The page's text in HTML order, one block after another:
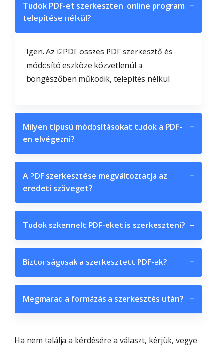
Tudok PDF-et szerkeszteni online program
telepítése nélkül?
−
Igen. Az i2PDF összes PDF szerkesztő és
módosító eszköze közvetlenül a
böngészőben működik, telepítés nélkül.
Milyen típusú módosításokat tudok a PDF-
en elvégezni?
−
A PDF szerkesztése megváltoztatja az
eredeti szöveget?
−
Tudok szkennelt PDF-eket is szerkeszteni? −
Biztonságosak a szerkesztett PDF-ek? −
Megmarad a formázás a szerkesztés után? −
Ha nem találja a kérdésére a választ, kérjük, vegye